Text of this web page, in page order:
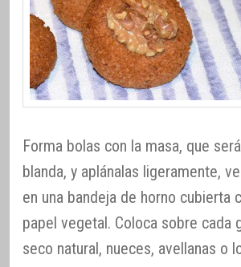
Forma bolas con la masa, que
blanda, y aplánalas ligeramente,
en una bandeja de horno cubierta
papel vegetal. Coloca sobre cada
seco natural, nueces, avellanas o